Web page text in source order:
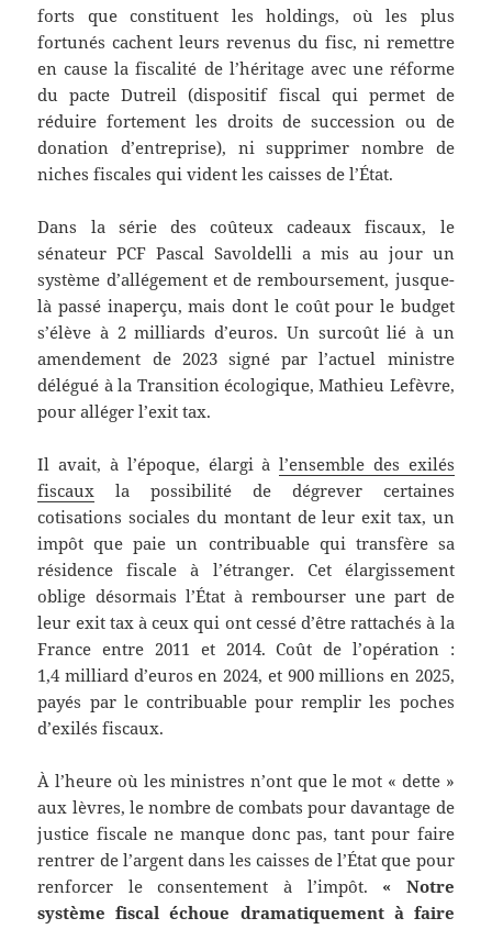
forts que constituent les holdings, où les plus
fortunés cachent leurs revenus du fisc, ni remettre
en cause la fiscalité de l’héritage avec une réforme
du pacte Dutreil (dispositif fiscal qui permet de
réduire fortement les droits de succession ou de
donation d’entreprise), ni supprimer nombre de
niches fiscales qui vident les caisses de l’État.
Dans la série des coûteux cadeaux fiscaux, le
sénateur PCF Pascal Savoldelli a mis au jour un
système d’allégement et de remboursement, jusque-
là passé inaperçu, mais dont le coût pour le budget
s’élève à 2 milliards d’euros. Un surcoût lié à un
amendement de 2023 signé par l’actuel ministre
délégué à la Transition écologique, Mathieu Lefèvre,
pour alléger l’exit tax.
Il avait, à l’époque, élargi àl’ensemble des exilés
fiscaux la possibilité de dégrever certaines
cotisations sociales du montant de leur exit tax, un
impôt que paie un contribuable qui transfère sa
résidence fiscale à l’étranger. Cet élargissement
oblige désormais l’État à rembourser une part de
leur exit tax à ceux qui ont cessé d’être rattachés à la
France entre 2011 et 2014. Coût de l’opération :
1,4 milliard d’euros en 2024, et 900 millions en 2025,
payés par le contribuable pour remplir les poches
d’exilés fiscaux.
À l’heure où les ministres n’ont que le mot « dette »
aux lèvres, le nombre de combats pour davantage de
justice fiscale ne manque donc pas, tant pour faire
rentrer de l’argent dans les caisses de l’État que pour
renforcer le consentement à l’impôt. « Notre
système fiscal échoue dramatiquement à faire